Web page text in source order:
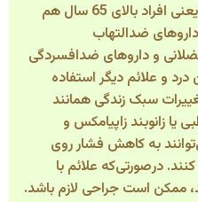
اولین خط درمان برای سالمندان یعنی افراد بالای 65 سال هم
ضدالتهاب
و داروهای ضدافسردگی
و علائم دیگر استفاده
سبک زندگی همانند
یا زانوبند زاپیامکس و
به کاهش فشار روی
در‌صورتی‌که علائم با
ممکن است جراحی لازم باشد.